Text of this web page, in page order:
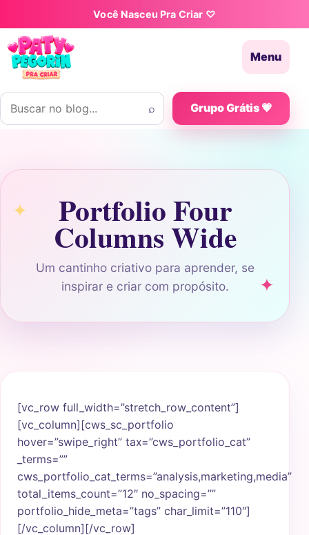
Pular para o conteúdoVocê Nasceu Pra Criar ♡
Menu
Buscar por:
⌕ Grupo Grátis 💗
Portfolio Four
Columns Wide
Um cantinho criativo para aprender, se
inspirar e criar com propósito.
[vc_row full_width=”stretch_row_content”]
[vc_column][cws_sc_portfolio
hover=”swipe_right” tax=”cws_portfolio_cat”
_terms=””
cws_portfolio_cat_terms=”analysis,marketing,media”
total_items_count=”12″ no_spacing=””
portfolio_hide_meta=”tags” char_limit=”110″]
[/vc_column][/vc_row]